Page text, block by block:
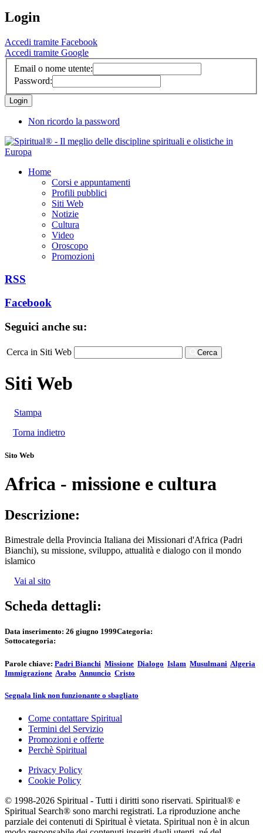
Login
Accedi tramite Facebook
Accedi tramite Google
Email o nome utente:
Password:
Non ricordo la password
Home
Corsi e appuntamenti
Profili pubblici
Siti Web
Notizie
Cultura
Video
Oroscopo
Promozioni
RSS
Facebook
Seguici anche su:
Cerca in Siti Web Cerca
Siti Web
Stampa
Torna indietro
Sito Web
Africa - missione e cultura
Descrizione:
Bimestrale della Provincia Italiana dei Missionari d'Africa (Padri
Bianchi), su missione, sviluppo, attualità e dialogo con il mondo
islamico
Vai al sito
Scheda dettagli:
Data inserimento: 26 giugno 1999Categoria:
Sottocategoria:
Parole chiave: Padri Bianchi Missione Dialogo Islam Musulmani Algeria
Immigrazione Arabo Annuncio Cristo
Segnala link non funzionante o sbagliato
Come contattare Spiritual
Termini del Servizio
Promozioni e offerte
Perchè Spiritual
Privacy Policy
Cookie Policy
© 1998-2026 Spiritual - Tutti i diritti sono riservati. Spiritual® e
Spiritual Search® sono marchi registrati. La riproduzione anche
parziale dei contenuti di Spiritual è vietata. Spiritual non è in alcun